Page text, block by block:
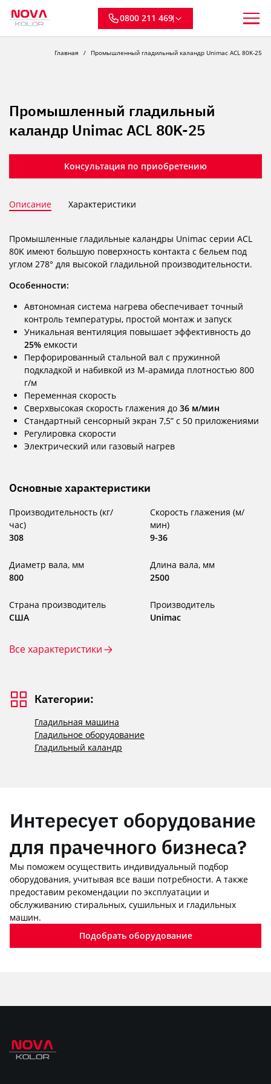
0800 211 469
Главная Промышленный гладильный каландр Unimac ACL 80K-25
Промышленный гладильный
каландр Unimac ACL 80K-25
Консультация по приобретению
Описание Характеристики
Промышленные гладильные каландры Unimac серии ACL
80K имеют большую поверхность контакта с бельем под
углом 278° для высокой гладильной производительности.
Особенности:
Автономная система нагрева обеспечивает точный
контроль температуры, простой монтаж и запуск
Уникальная вентиляция повышает эффективность до
25% емкости
Перфорированный стальной вал с пружинной
подкладкой и набивкой из М-арамида плотностью 800
г/м
Переменная скорость
Сверхвысокая скорость глажения до 36 м/мин
Стандартный сенсорный экран 7,5” с 50 приложениями
Регулировка скорости
Электрический или газовый нагрев
Основные характеристики
Производительность (кг/
час)
308
Скорость глажения (м/
мин)
9-36
Диаметр вала, мм
800
Длина вала, мм
2500
Страна производитель
США
Производитель
Unimac
Все характеристики
Категории:
Гладильная машина
Гладильное оборудование
Гладильный каландр
Интересует оборудование
для прачечного бизнеса?
Мы поможем осуществить индивидуальный подбор
оборудования, учитывая все ваши потребности. А также
предоставим рекомендации по эксплуатации и
обслуживанию стиральных, сушильных и гладильных
машин.
Подобрать оборудование